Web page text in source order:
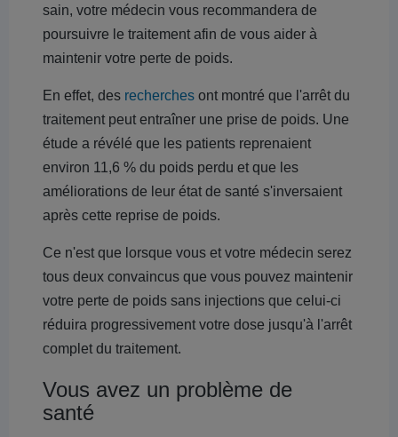
sain, votre médecin vous recommandera de
poursuivre le traitement afin de vous aider à
maintenir votre perte de poids.
En effet, des recherches ont montré que l'arrêt du
traitement peut entraîner une prise de poids. Une
étude a révélé que les patients reprenaient
environ 11,6 % du poids perdu et que les
améliorations de leur état de santé s'inversaient
après cette reprise de poids.
Ce n'est que lorsque vous et votre médecin serez
tous deux convaincus que vous pouvez maintenir
votre perte de poids sans injections que celui-ci
réduira progressivement votre dose jusqu'à l'arrêt
complet du traitement.
Vous avez un problème de
santé